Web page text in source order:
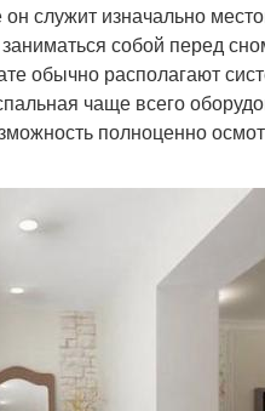
служит изначально
собой перед
обычно располагают
чаще всего
полноценно